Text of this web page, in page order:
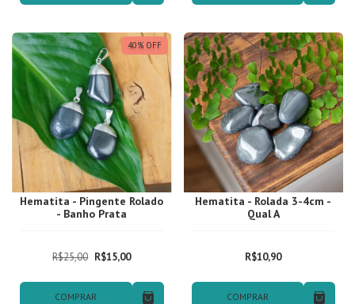
40% OFF
Hematita - Pingente Rolado
- Banho Prata
R$25,00 R$15,00
COMPRAR
Hematita - Rolada 3-4cm -
Qual A
R$10,90
COMPRAR